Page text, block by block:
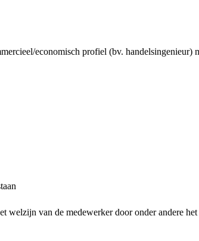
economisch profiel (bv. handelsingenieur)
van de medewerker door onder andere